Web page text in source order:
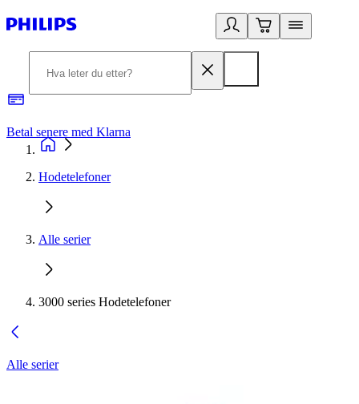
Betal senere med Klarna
Hodetelefoner
Alle serier
3000 series Hodetelefoner
Alle serier